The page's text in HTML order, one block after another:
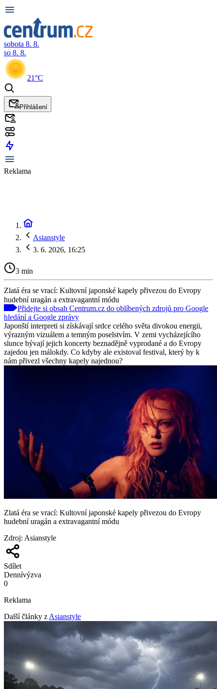
sobota 8. 8.
so 8. 8.
21°C
Přihlášení
Reklama
Asianstyle
3. 6. 2026, 16:25
3 min
Zlatá éra se vrací: Kultovní japonské kapely přivezou do Evropy
hudební uragán a extravagantní módu
Přidejte si obsah Centrum.cz do oblíbených zdrojů pro Google
hledání a Google zprávy
Japonští interpreti si získávají srdce celého světa divokou energii,
výrazným vizuálem a temným poselstvím. V zemi vycházejícího
slunce bývají jejich koncerty beznadějně vyprodané a do Evropy
zajedou jen málokdy. Co kdyby ale existoval festival, který by k
nám přivezl všechny kapely najednou?
Zlatá éra se vrací: Kultovní japonské kapely přivezou do Evropy
hudební uragán a extravagantní módu
Zdroj: Asianstyle
Sdílet
Dennívýzva
0
Reklama
Další články z Asianstyle